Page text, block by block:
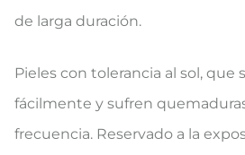
de larga duración.
Pieles con tolerancia al sol, que
fácilmente y sufren
frecuencia. Reservado a la